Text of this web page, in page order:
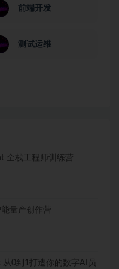
前端开发
测试运维
全栈工程师训练营
量产创作营
从0到1打造你的数字AI员